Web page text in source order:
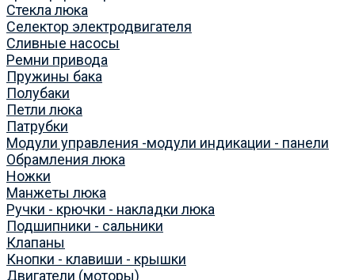
Стекла люка
Селектор электродвигателя
Сливные насосы
Ремни привода
Пружины бака
Полубаки
Петли люка
Патрубки
Модули управления -модули индикации - панели
Обрамления люка
Ножки
Манжеты люка
Ручки - крючки - накладки люка
Подшипники - сальники
Клапаны
Кнопки - клавиши - крышки
Двигатели (моторы)